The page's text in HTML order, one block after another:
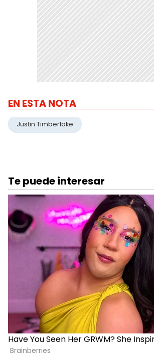
EN ESTA NOTA
Justin Timberlake